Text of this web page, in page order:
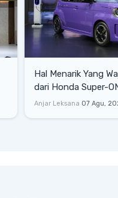
Hal Menarik Yang
dari Honda Super-ONE
Harga
Anjar Leksana 07 Agu,